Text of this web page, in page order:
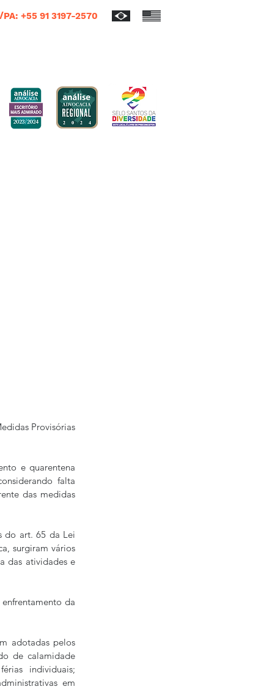
+55 91 3197-2570
Provisórias
e quarentena
falta
das medidas
do art. 65 da Lei
surgiram vários
das atividades e
da
adotadas pelos
de calamidade
individuais;
em